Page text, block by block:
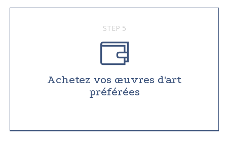
STEP 5
Achetez vos œuvres d'art
préférées